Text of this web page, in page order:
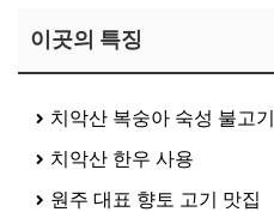
이곳의 특징
치악산 복숭아 숙성 불고기
치악산 한우 사용
원주 대표 향토 고기 맛집